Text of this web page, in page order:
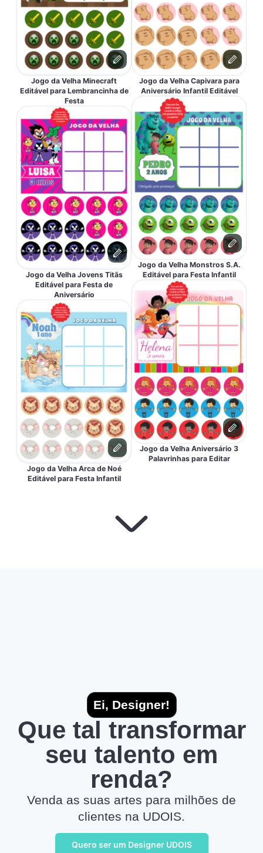
Jogo da Velha Minecraft
Editável para Lembrancinha de
Festa
Jogo da Velha Jovens Titãs
Editável para Festa de
Aniversário
Jogo da Velha Arca de Noé
Editável para Festa Infantil
Jogo da Velha Capivara para
Aniversário Infantil Editável
Jogo da Velha Monstros S.A.
Editável para Festa Infantil
Jogo da Velha Aniversário 3
Palavrinhas para Editar
Ei, Designer!
Que tal transformar
seu talento em
renda?
Venda as suas artes para milhões de
clientes na UDOIS.
Quero ser um Designer UDOIS